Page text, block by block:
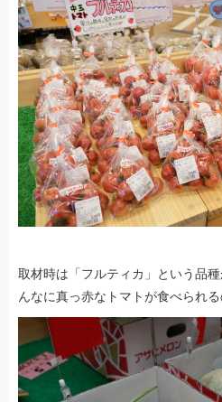
取材時は「フルティカ」という品
んなに真っ赤なトマトが食べられる